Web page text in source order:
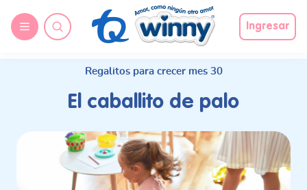
Ingresar
Regalitos para crecer mes 30
El caballito de palo